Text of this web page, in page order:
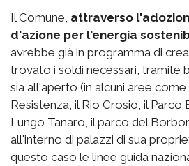
Il Comune, attraverso
d'azione per l'energia
avrebbe già in programma di
trovato i soldi necessari, tramite
sia all'aperto (in alcuni aree
Resistenza, il Rio Crosio, il Parco
Lungo Tanaro, il parco del
all'interno di palazzi di sua
questo caso le linee guida